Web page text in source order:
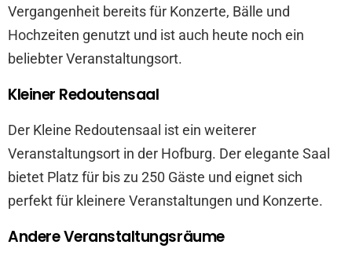
Vergangenheit bereits für Konzerte, Bälle und
Hochzeiten genutzt und ist auch heute noch ein
beliebter Veranstaltungsort.
Kleiner Redoutensaal
Der Kleine Redoutensaal ist ein weiterer
Veranstaltungsort in der Hofburg. Der elegante Saal
bietet Platz für bis zu 250 Gäste und eignet sich
perfekt für kleinere Veranstaltungen und Konzerte.
Andere Veranstaltungsräume